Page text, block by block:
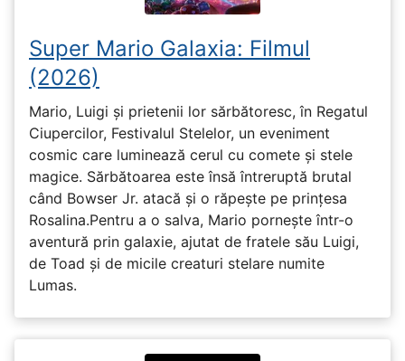
Super Mario Galaxia: Filmul
(2026)
Mario, Luigi și prietenii lor sărbătoresc, în Regatul
Ciupercilor, Festivalul Stelelor, un eveniment
cosmic care luminează cerul cu comete și stele
magice. Sărbătoarea este însă întreruptă brutal
când Bowser Jr. atacă și o răpește pe prinţesa
Rosalina.Pentru a o salva, Mario pornește într-o
aventură prin galaxie, ajutat de fratele său Luigi,
de Toad și de micile creaturi stelare numite
Lumas.